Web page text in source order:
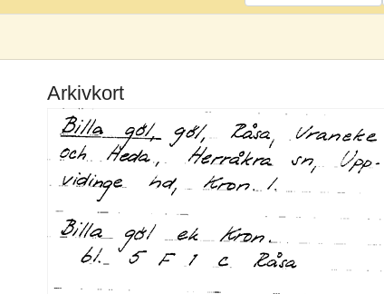
Arkivkort